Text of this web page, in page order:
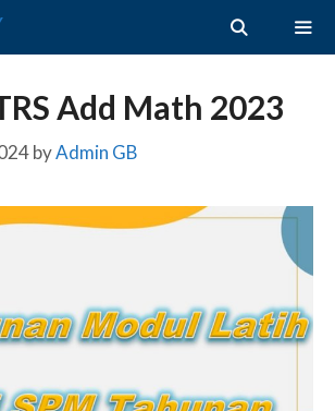
Add Math 2023
byAdmin GB